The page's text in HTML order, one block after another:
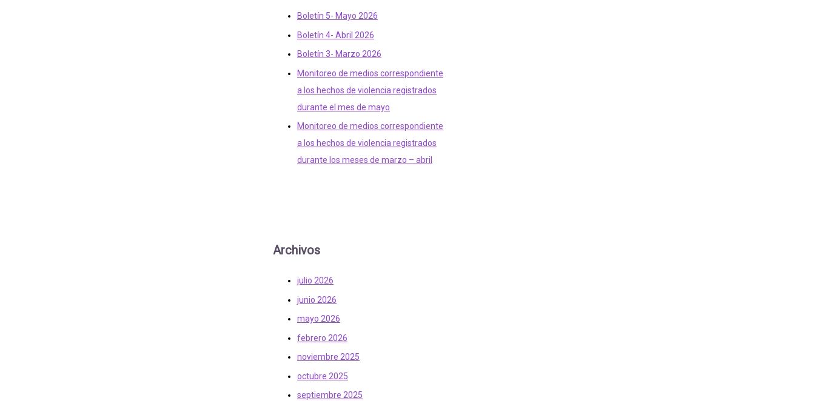
Boletín 5- Mayo 2026
Boletín 4- Abril 2026
Boletín 3- Marzo 2026
Monitoreo de medios correspondiente
a los hechos de violencia registrados
durante el mes de mayo
Monitoreo de medios correspondiente
a los hechos de violencia registrados
durante los meses de marzo – abril
Archivos
julio 2026
junio 2026
mayo 2026
febrero 2026
noviembre 2025
octubre 2025
septiembre 2025